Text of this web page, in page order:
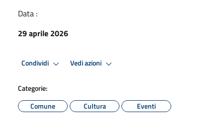
Data :
29 aprile 2026
Condividi Vedi azioni
Categorie:
Comune
Cultura Eventi